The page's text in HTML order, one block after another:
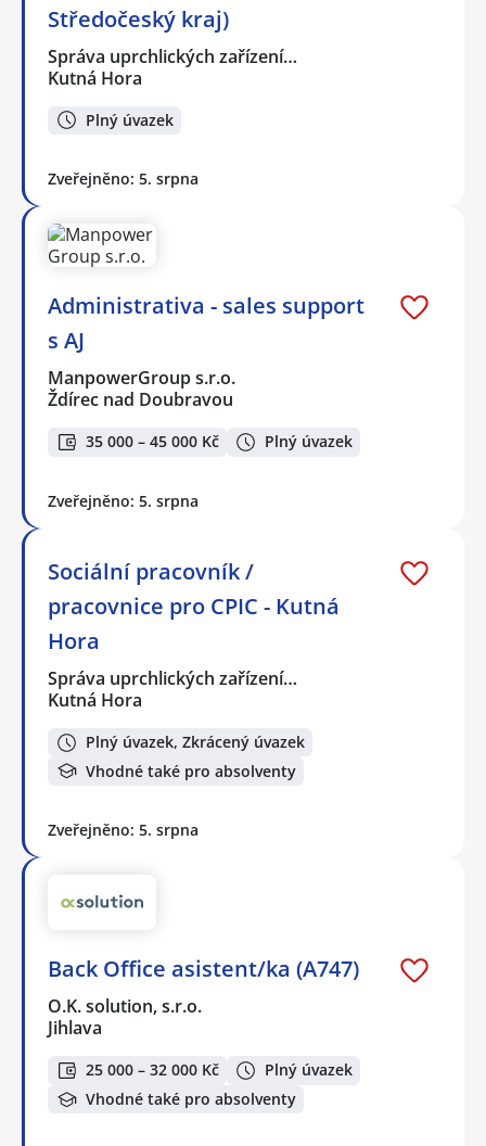
Středočeský kraj)
Správa uprchlických zařízení…
Kutná Hora
Plný úvazek
Zveřejněno: 5. srpna
Administrativa - sales support
s AJ
ManpowerGroup s.r.o.
Ždírec nad Doubravou
35 000 – 45 000 Kč Plný úvazek
Zveřejněno: 5. srpna
Sociální pracovník /
pracovnice pro CPIC - Kutná
Hora
Správa uprchlických zařízení…
Kutná Hora
Plný úvazek, Zkrácený úvazek
Vhodné také pro absolventy
Zveřejněno: 5. srpna
Back Office asistent/ka (A747)
O.K. solution, s.r.o.
Jihlava
25 000 – 32 000 Kč
Plný úvazek
Vhodné také pro absolventy